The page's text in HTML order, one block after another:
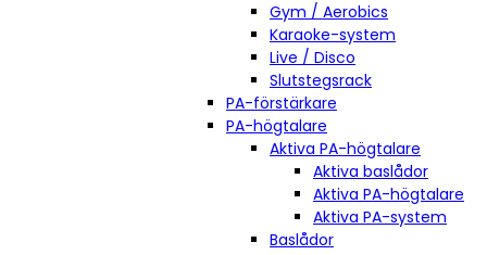
Gym / Aerobics
Karaoke-system
Live / Disco
Slutstegsrack
PA-förstärkare
PA-högtalare
Aktiva PA-högtalare
Aktiva baslådor
Aktiva PA-högtalare
Aktiva PA-system
Baslådor